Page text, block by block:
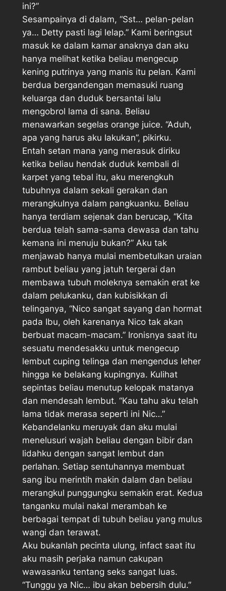
ini?”
Sesampainya di dalam, “Sst… pelan-pelan
ya… Detty pasti lagi lelap.” Kami beringsut
masuk ke dalam kamar anaknya dan aku
hanya melihat ketika beliau mengecup
kening putrinya yang manis itu pelan. Kami
berdua bergandengan memasuki ruang
keluarga dan duduk bersantai lalu
mengobrol lama di sana. Beliau
menawarkan segelas orange juice. “Aduh,
apa yang harus aku lakukan”, pikirku.
Entah setan mana yang merasuk diriku
ketika beliau hendak duduk kembali di
karpet yang tebal itu, aku merengkuh
tubuhnya dalam sekali gerakan dan
merangkulnya dalam pangkuanku. Beliau
hanya terdiam sejenak dan berucap, “Kita
berdua telah sama-sama dewasa dan tahu
kemana ini menuju bukan?” Aku tak
menjawab hanya mulai membetulkan uraian
rambut beliau yang jatuh tergerai dan
membawa tubuh moleknya semakin erat ke
dalam pelukanku, dan kubisikkan di
telinganya, “Nico sangat sayang dan hormat
pada Ibu, oleh karenanya Nico tak akan
berbuat macam-macam.” Ironisnya saat itu
sesuatu mendesakku untuk mengecup
lembut cuping telinga dan mengendus leher
hingga ke belakang kupingnya. Kulihat
sepintas beliau menutup kelopak matanya
dan mendesah lembut. “Kau tahu aku telah
lama tidak merasa seperti ini Nic…”
Kebandelanku meruyak dan aku mulai
menelusuri wajah beliau dengan bibir dan
lidahku dengan sangat lembut dan
perlahan. Setiap sentuhannya membuat
sang ibu merintih makin dalam dan beliau
merangkul punggungku semakin erat. Kedua
tanganku mulai nakal merambah ke
berbagai tempat di tubuh beliau yang mulus
wangi dan terawat.
Aku bukanlah pecinta ulung, infact saat itu
aku masih perjaka namun cakupan
wawasanku tentang seks sangat luas.
“Tunggu ya Nic… ibu akan bebersih dulu.”